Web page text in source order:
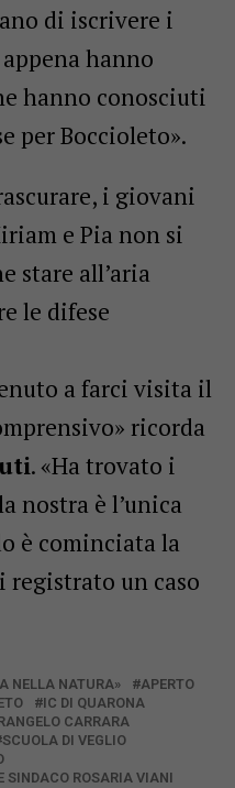
di iscrivere i
hanno
hanno conosciuti
per Boccioleto».
i giovani
e Pia non si
stare all’aria
le difese
a farci visita il
ricorda
. «Ha trovato i
nostra è l’unica
è cominciata la
registrato un caso
NELLA NATURA»
APERTO
IC DI QUARONA
CARRARA
SCUOLA DI VEGLIO
SINDACO ROSARIA VIANI